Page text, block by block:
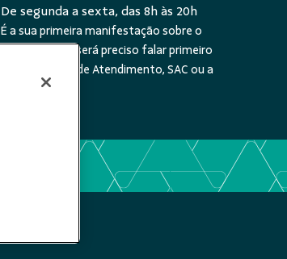
De segunda a sexta, das 8h às 20h
É a sua primeira manifestação sobre o
tema? Se sim, será preciso falar primeiro
com a Central de Atendimento, SAC ou a
cooperativa.